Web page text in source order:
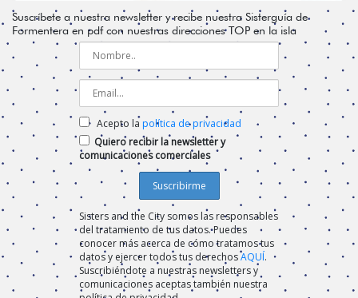
Suscríbete a nuestra newsletter y recibe nuestra Sisterguía de
Formentera en pdf con nuestras direcciones TOP en la isla
Acepto la política de privacidad
Quiero recibir la newsletter y
comunicaciones comerciales
Sisters and the City somos las responsables
del tratamiento de tus datos. Puedes
conocer más acerca de cómo tratamos tus
datos y ejercer todos tus derechosAQUÍ.
Suscribiéndote a nuestras newsletters y
comunicaciones aceptas también nuestra